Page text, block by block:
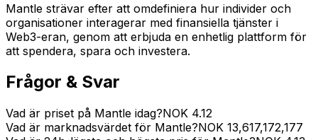
Mantle strävar efter att omdefiniera hur individer och
organisationer interagerar med finansiella tjänster i
Web3-eran, genom att erbjuda en enhetlig plattform för
att spendera, spara och investera.
Frågor & Svar
Vad är priset på Mantle idag?NOK 4.12
Vad är marknadsvärdet för Mantle?NOK 13,617,172,177